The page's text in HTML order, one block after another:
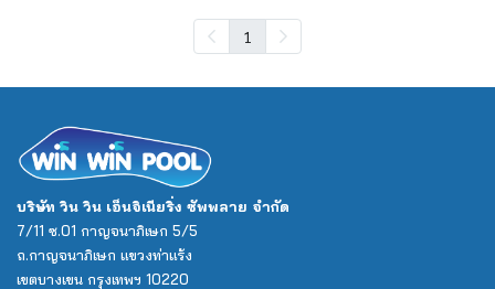
1
บริษัท วิน วิน เอ็นจิเนียริ่ง ซัพพลาย จำกัด
7/11 ซ.01 กาญจนาภิเษก 5/5
ถ.กาญจนาภิเษก แขวงท่าแร้ง
เขตบางเขน กรุงเทพฯ 10220